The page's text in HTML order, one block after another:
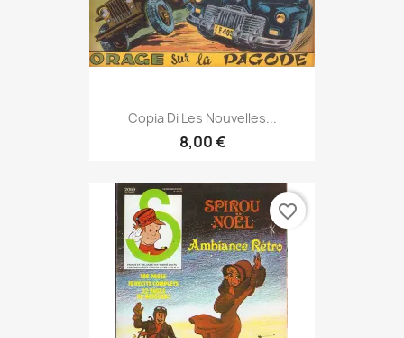
Copia Di Les Nouvelles...
8,00 €
favorite_border